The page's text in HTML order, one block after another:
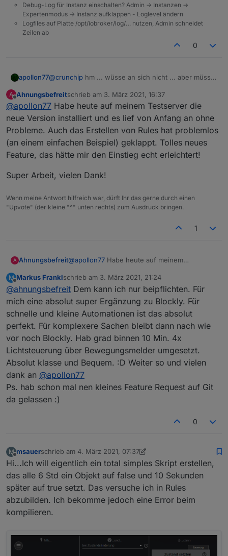
Hab keine Ahnung, ob soetwas möglich wäre.
Debug-Log für Instanz einschalten? Admin -> Instanzen ->
Expertenmodus -> Instanz aufklappen - Loglevel ändern
Logfiles auf Platte /opt/iobroker/log/… nutzen, Admin schneidet
Zeilen ab
0
apollon77@crunchip hm ... wüsse an sich nicht ... aber müsste
A
Offline
Ahnungsbefreitschrieb am 3. März 2021, 16:37
zuletzt editiert von
@apollon77 Habe heute auf meinem Testserver die
neue Version installiert und es lief von Anfang an ohne
Probleme. Auch das Erstellen von Rules hat problemlos
(an einem einfachen Beispiel) geklappt. Tolles neues
Feature, das hätte mir den Einstieg echt erleichtert!
Super Arbeit, vielen Dank!
Wenn meine Antwort hilfreich war, dürft Ihr das gerne durch einen
"Upvote" (der kleine "^" unten rechts) zum Ausdruck bringen.
1
A Ahnungsbefreit@apollon77 Habe heute auf meinem
lief von Anfang an ohne Probleme. Auch das
Erstellen von Rules hat problemlos (an einem
einfachen Beispiel) geklappt. Tolles neues
Feature, das hätte mir den Einstieg echt
erleichtert!
Super Arbeit, vielen Dank!
M
Offline
Markus Franklschrieb am 3. März 2021, 21:24
zuletzt editiert von
@ahnungsbefreit Dem kann ich nur beipflichten. Für
mich eine absolut super Ergänzung zu Blockly. Für
schnelle und kleine Automationen ist das absolut
perfekt. Für komplexere Sachen bleibt dann nach wie
vor noch Blockly. Hab grad binnen 10 Min. 4x
Lichtsteuerung über Bewegungsmelder umgesetzt.
Absolut klasse und Bequem. :D Weiter so und vielen
dank an @apollon77
Ps. hab schon mal nen kleines Feature Request auf Git
da gelassen :)
0
M
Offline
msauerschrieb am 4. März 2021, 07:37
zuletzt editiert von msauer3. Apr. 2021, 08:37
Hi...Ich will eigentlich ein total simples Skript erstellen,
das alle 6 Std ein Objekt auf false und 10 Sekunden
später auf true setzt. Das versuche ich in Rules
abzubilden. Ich bekomme jedoch eine Error beim
kompilieren.